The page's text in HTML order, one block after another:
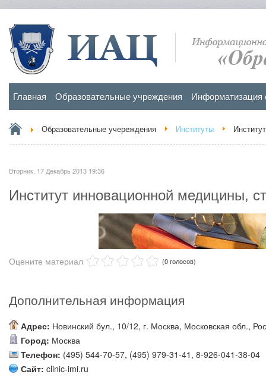
Главная Образовательные учреждения Информатизация
Образовательные учереждения Институты
Вторник, 17 Декабрь 2013 19:36
Институт инновационной медицины,
Оцените материал (0 голосов)
Дополнительная информация
Адрес: Новинский бул., 10/12, г. Москва, Московская обл.,
Город: Москва
Телефон: (495) 544-70-57, (495) 979-31-41, 8-926-041-38-04
Сайт: clinic-imi.ru